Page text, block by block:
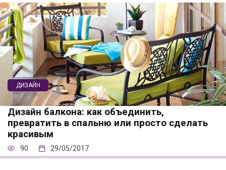
ДИЗАЙН
Дизайн балкона: как объединить,
превратить в спальню или просто сделать
красивым
90 29/05/2017